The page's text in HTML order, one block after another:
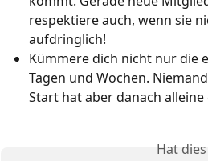
respektiere auch, wenn sie
aufdringlich!
Kümmere dich nicht nur die
Tagen und Wochen.
Start hat aber danach
Hat